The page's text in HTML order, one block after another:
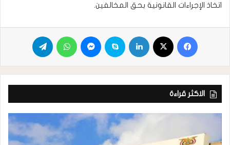
اتخاذ الإجراءات القانونية بحق المخالفين.
الاكثر قراءة